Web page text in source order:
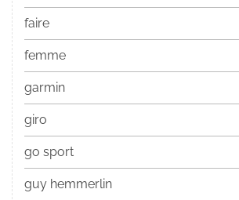
faire
femme
garmin
giro
go sport
guy hemmerlin